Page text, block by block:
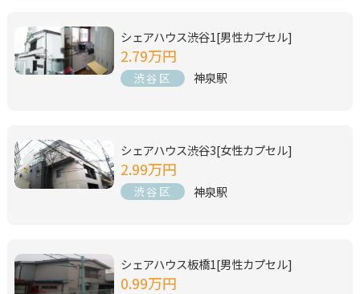
シェアハウス渋谷1[男性カプセル]
2.79万円
渋谷区 神泉駅
シェアハウス渋谷3[女性カプセル]
2.99万円
渋谷区 神泉駅
シェアハウス板橋1[男性カプセル]
0.99万円